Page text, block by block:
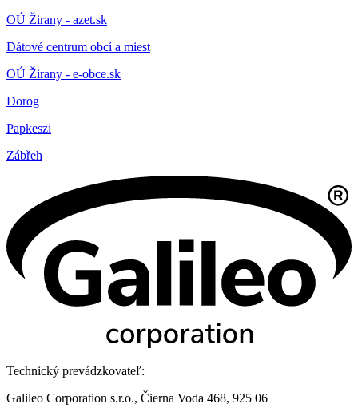
OÚ Žirany - azet.sk
Dátové centrum obcí a miest
OÚ Žirany - e-obce.sk
Dorog
Papkeszi
Zábřeh
Technický prevádzkovateľ:
Galileo Corporation s.r.o., Čierna Voda 468, 925 06